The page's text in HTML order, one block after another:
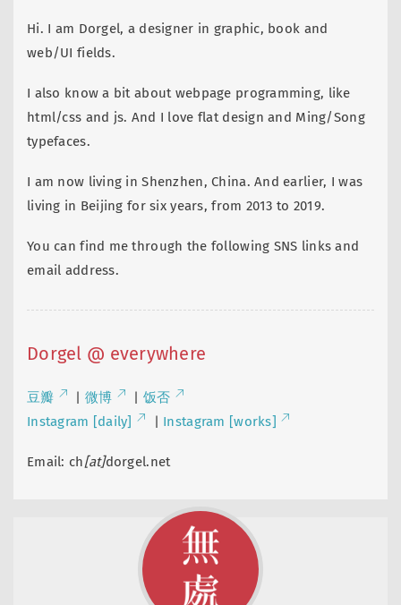
Hi. I am Dorgel, a designer in graphic, book and
web/UI fields.
I also know a bit about webpage programming, like
html/css and js. And I love flat design and Ming/Song
typefaces.
I am now living in Shenzhen, China. And earlier, I was
living in Beijing for six years, from 2013 to 2019.
You can find me through the following SNS links and
email address.
Dorgel @ everywhere
豆瓣 | 微博 | 饭否
Instagram [daily]
| Instagram [works]
Email: ch[at]dorgel.net